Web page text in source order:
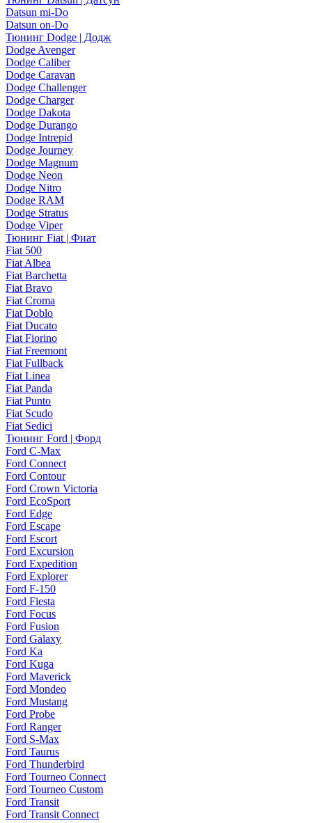
Datsun mi-Do
Datsun on-Do
Тюнинг Dodge | Додж
Dodge Avenger
Dodge Caliber
Dodge Caravan
Dodge Challenger
Dodge Charger
Dodge Dakota
Dodge Durango
Dodge Intrepid
Dodge Journey
Dodge Magnum
Dodge Neon
Dodge Nitro
Dodge RAM
Dodge Stratus
Dodge Viper
Тюнинг Fiat | Фиат
Fiat 500
Fiat Albea
Fiat Barchetta
Fiat Bravo
Fiat Croma
Fiat Doblo
Fiat Ducato
Fiat Fiorino
Fiat Freemont
Fiat Fullback
Fiat Linea
Fiat Panda
Fiat Punto
Fiat Scudo
Fiat Sedici
Тюнинг Ford | Форд
Ford C-Max
Ford Connect
Ford Contour
Ford Crown Victoria
Ford EcoSport
Ford Edge
Ford Escape
Ford Escort
Ford Excursion
Ford Expedition
Ford Explorer
Ford F-150
Ford Fiesta
Ford Focus
Ford Fusion
Ford Galaxy
Ford Ka
Ford Kuga
Ford Maverick
Ford Mondeo
Ford Mustang
Ford Probe
Ford Ranger
Ford S-Max
Ford Taurus
Ford Thunderbird
Ford Tourneo Connect
Ford Tourneo Custom
Ford Transit
Ford Transit Connect